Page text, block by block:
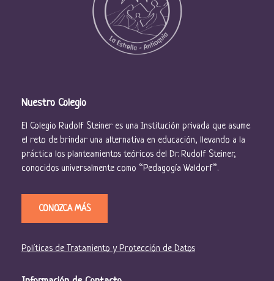
Nuestro Colegio
El Colegio Rudolf Steiner es una Institución privada que asume
el reto de brindar una alternativa en educación, llevando a la
práctica los planteamientos teóricos del Dr. Rudolf Steiner,
conocidos universalmente como “Pedagogía Waldorf”.
CONOZCA MÁS
Políticas de Tratamiento y Protección de Datos